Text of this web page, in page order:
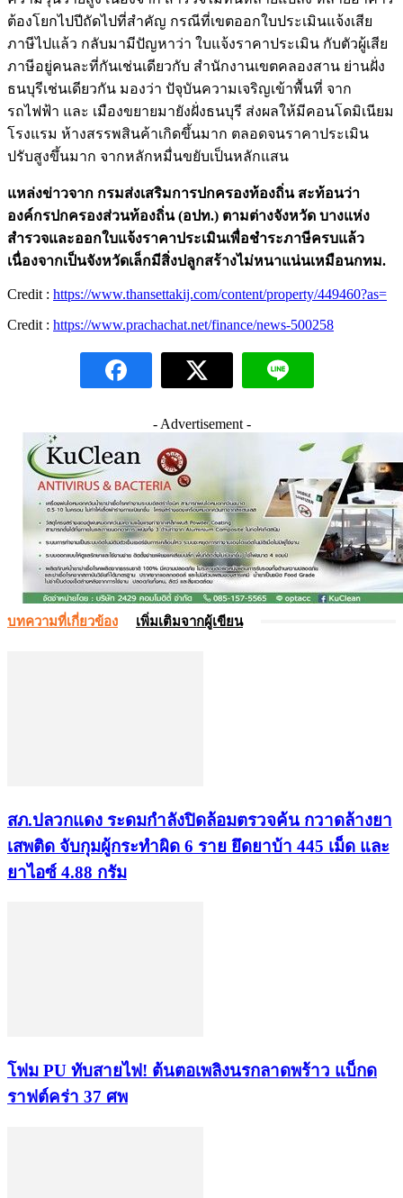
ต้องโยกไปปีถัดไปที่สำคัญ กรณีที่เขตออกใบประเมินแจ้งเสีย
ภาษีไปแล้ว กลับมามีปัญหาว่า ใบแจ้งราคาประเมิน กับตัวผู้เสีย
ภาษีอยู่คนละที่กันเช่นเดียวกับ สำนักงานเขตคลองสาน ย่านฝั่ง
ธนบุรีเช่นเดียวกัน มองว่า ปัจุบันความเจริญเข้าพื้นที่ จาก
รถไฟฟ้า และ เมืองขยายมายังฝั่งธนบุรี ส่งผลให้มีคอนโดมิเนียม
โรงแรม ห้างสรรพสินค้าเกิดขึ้นมาก ตลอดจนราคาประเมิน
ปรับสูงขึ้นมาก จากหลักหมื่นขยับเป็นหลักแสน
แหล่งข่าวจาก กรมส่งเสริมการปกครองท้องถิ่น สะท้อนว่า
องค์กรปกครองส่วนท้องถิ่น (อปท.) ตามต่างจังหวัด บางแห่ง
สำรวจและออกใบแจ้งราคาประเมินเพื่อชำระภาษีครบแล้ว
เนื่องจากเป็นจังหวัดเล็กมีสิ่งปลูกสร้างไม่หนาแน่นเหมือนกทม.
Credit : https://www.thansettakij.com/content/property/449460?as=
Credit : https://www.prachachat.net/finance/news-500258
- Advertisement -
บทความที่เกี่ยวข้อง เพิ่มเติมจากผู้เขียน
สภ.ปลวกแดง ระดมกำลังปิดล้อมตรวจค้น กวาดล้างยา
เสพติด จับกุมผู้กระทำผิด 6 ราย ยึดยาบ้า 445 เม็ด และ
ยาไอซ์ 4.88 กรัม
โฟม PU ทับสายไฟ! ต้นตอเพลิงนรกลาดพร้าว แบ็กด
ราฟต์คร่า 37 ศพ